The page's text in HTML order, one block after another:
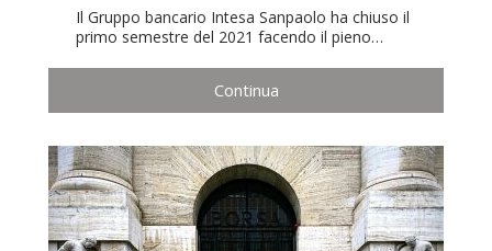
Il Gruppo bancario Intesa Sanpaolo ha chiuso il
primo semestre del 2021 facendo il pieno…
Continua